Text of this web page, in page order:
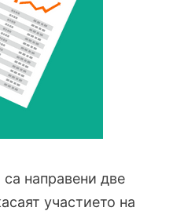
направени две
участието на